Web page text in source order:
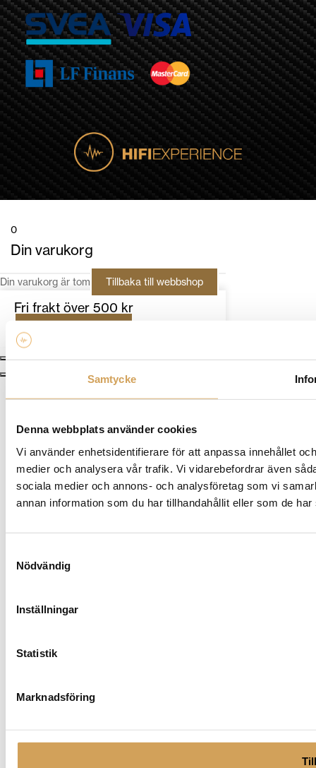
Samtycke
Denna webbplats använder cookies
Vi använder enhetsidentifierare för att anpassa innehållet
medier och analysera vår trafik. Vi vidarebefordrar även
sociala medier och annons- och analysföretag som vi
annan information som du har tillhandahållit eller som de
Nödvändig
Inställningar
Statistik
Marknadsföring
0
Din varukorg
Din varukorg är tom Tillbaka till webbshop
Fri frakt över 500 kr